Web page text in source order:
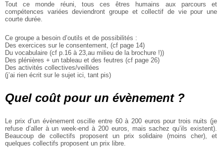
Tout ce monde réuni, tous ces êtres humains aux parcours et
compétences variées deviendront groupe et collectif de vie pour une
courte durée.
Ce groupe a besoin d’outils et de possibilités :
Des exercices sur le consentement, (cf page 14)
Du vocabulaire (cf p.16 à 23,au milieu de la brochure !))
Des plénières + un tableau et des feutres (cf page 26)
Des activités collectives/veillées
(j’ai rien écrit sur le sujet ici, tant pis)
Quel coût pour un évènement ?
Le prix d’un évènement oscille entre 60 à 200 euros pour trois nuits (je
refuse d’aller à un week-end à 200 euros, mais sachez qu’ils existent).
Beaucoup de collectifs proposent un prix solidaire (moins cher), et
quelques collectifs proposent un prix libre.